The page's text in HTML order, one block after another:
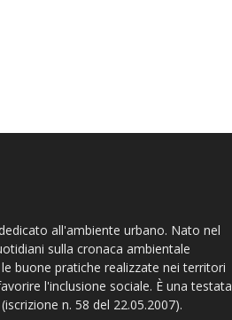
all'ambiente urbano. Nato nel
sulla cronaca ambientale
buone pratiche realizzate nei territori
l'inclusione sociale. È una testata
n. 58 del 22.05.2007).